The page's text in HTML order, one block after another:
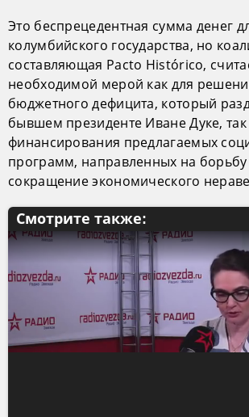
Это беспрецедентная сумма денег
колумбийского государства, но
составляющая Pacto Histórico,
необходимой мерой как для
бюджетного дефицита, который
бывшем президенте Иване Дуке, так
финансирования предлагаемых
программ, направленных на борьбу
сокращение экономического
Смотрите также: